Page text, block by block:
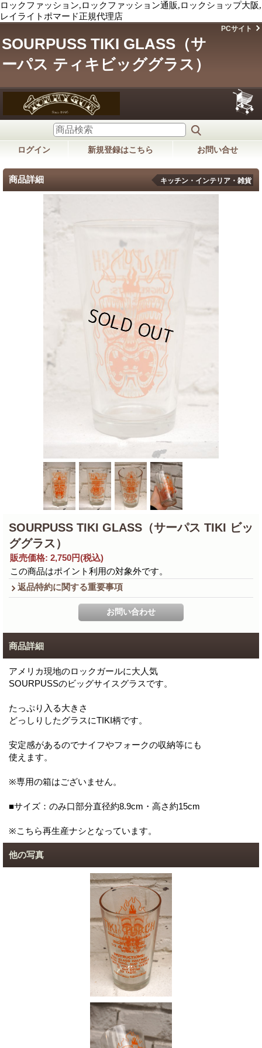
ロックファッション,ロックファッション通販,ロックショップ大阪,
レイライトポマード正規代理店
SOURPUSS TIKI GLASS（サ
ーパス ティキビッググラス）
PCサイト
ログイン 新規登録はこちら お問い合せ
商品詳細 キッチン・インテリア・雑貨
SOURPUSS TIKI GLASS（サーパス TIKI ビッ
ググラス）
販売価格: 2,750円(税込)
この商品はポイント利用の対象外です。
返品特約に関する重要事項
商品詳細
アメリカ現地のロックガールに大人気
SOURPUSSのビッグサイスグラスです。
たっぷり入る大きさ
どっしりしたグラスにTIKI柄です。
安定感があるのでナイフやフォークの収納等にも
使えます。
※専用の箱はございません。
■サイズ：のみ口部分直径約8.9cm・高さ約15cm
※こちら再生産ナシとなっています。
他の写真